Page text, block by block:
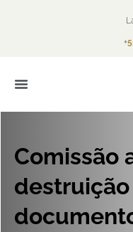
Comissão